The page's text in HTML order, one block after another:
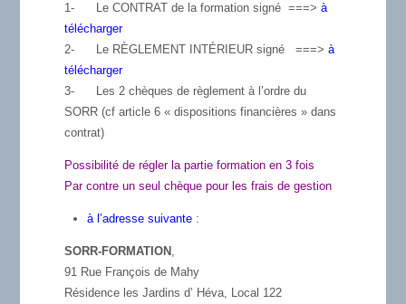
1- Le CONTRAT de la formation signé ===> à
télécharger
2-
Le RÈGLEMENT INTÉRIEUR signé ===> à
télécharger
3-
Les 2 chèques de règlement à l’ordre du
SORR(cf article 6 « dispositions financières » dans
contrat)
Possibilité de régler la partie formation en 3 fois
Par contre un seul chèque pour les frais de gestion
à l’adresse suivante :
SORR-FORMATION,
91 Rue François de Mahy
Résidence les Jardins d’ Héva, Local 122